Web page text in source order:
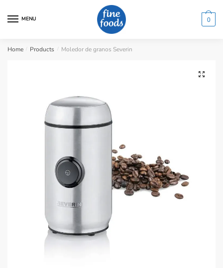
MENU 0
Home / Products / Moledor de granos Severin